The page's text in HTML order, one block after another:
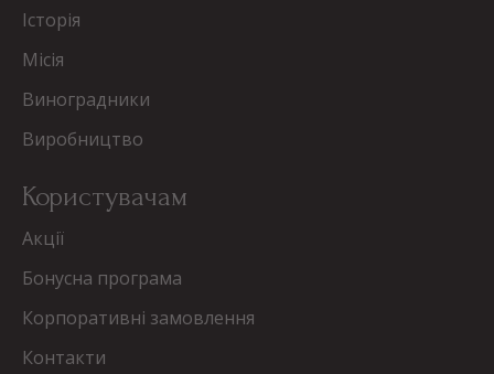
Історія
Місія
Виноградники
Виробництво
Користувачам
Акції
Бонусна програма
Корпоративні замовлення
Контакти